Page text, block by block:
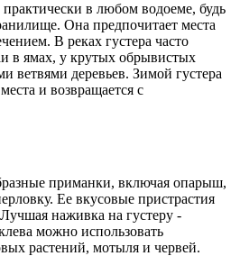
в любом водоеме, будь
Она предпочитает места
В реках густера часто
в ямах, у крутых обрывистых
ветвями деревьев. Зимой густера
и возвращается с
приманки, включая опарыш,
Ее вкусовые пристрастия
наживка на густеру -
можно использовать
растений, мотыля и червей.